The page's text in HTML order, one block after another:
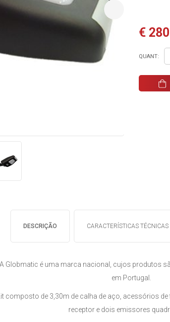
€
QUANT:
DESCRIÇÃO CARACTERÍSTICAS TÉCNICAS
A Globmatic é uma marca nacional, cujos produtos
em Portugal.
composto de 3,30m de calha de aço, acessórios
receptor e dois emissores